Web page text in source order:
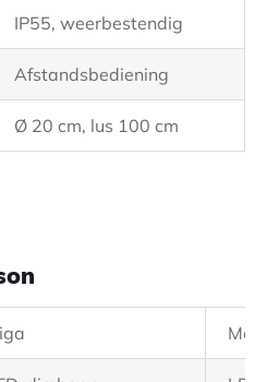
IP55, weerbestendig
Afstandsbediening
Ø 20 cm, lus 100 cm